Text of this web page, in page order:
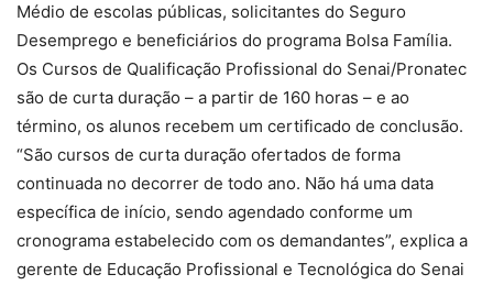
Médio de escolas públicas, solicitantes do Seguro
Desemprego e beneficiários do programa Bolsa Família.
Os Cursos de Qualificação Profissional do Senai/Pronatec
são de curta duração – a partir de 160 horas – e ao
término, os alunos recebem um certificado de conclusão.
“São cursos de curta duração ofertados de forma
continuada no decorrer de todo ano. Não há uma data
específica de início, sendo agendado conforme um
cronograma estabelecido com os demandantes”, explica a
gerente de Educação Profissional e Tecnológica do Senai